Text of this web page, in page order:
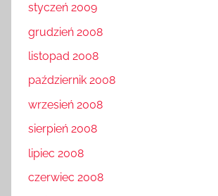
styczeń 2009
grudzień 2008
listopad 2008
październik 2008
wrzesień 2008
sierpień 2008
lipiec 2008
czerwiec 2008